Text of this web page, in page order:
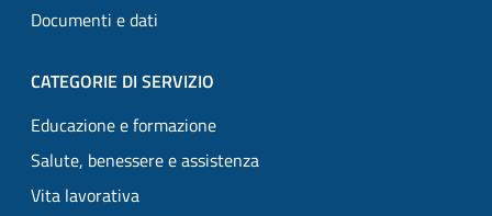
Documenti e dati
CATEGORIE DI SERVIZIO
Educazione e formazione
Salute, benessere e assistenza
Vita lavorativa